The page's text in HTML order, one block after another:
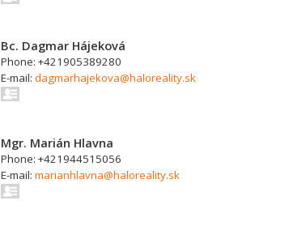
Bc. Dagmar Hájeková
Phone: +421905389280
E-mail:dagmarhajekova@haloreality.sk
Mgr. Marián Hlavna
Phone: +421944515056
E-mail:marianhlavna@haloreality.sk